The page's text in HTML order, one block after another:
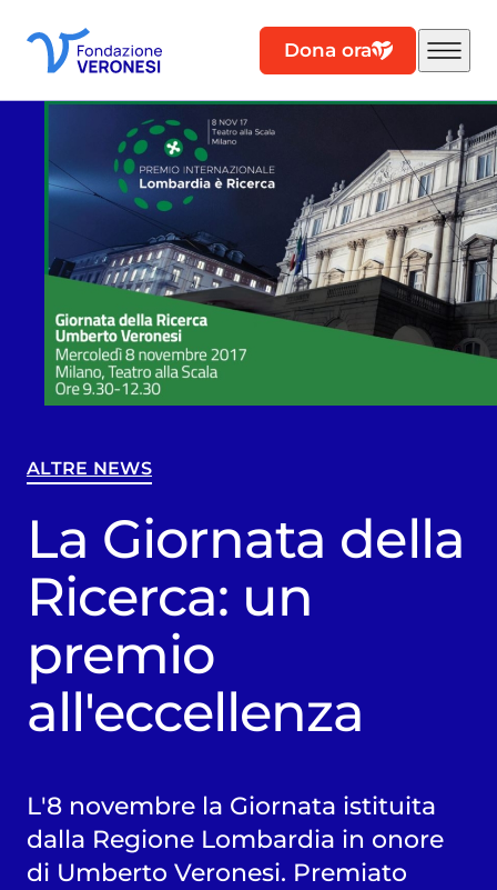
Dona ora
ALTRE NEWS
La Giornata della
Ricerca: un
premio
all'eccellenza
L'8 novembre la Giornata istituita
dalla Regione Lombardia in onore
di Umberto Veronesi. Premiato